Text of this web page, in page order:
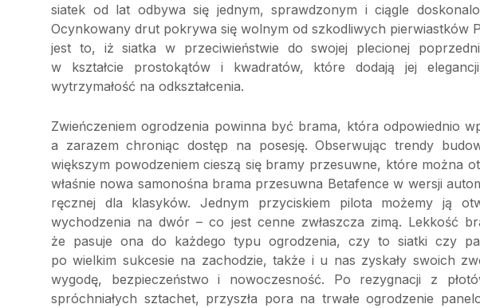
siatek od lat odbywa się jednym, sprawdzonym i ciągle
Ocynkowany drut pokrywa się wolnym od szkodliwych pierwiastków
jest to, iż siatka w przeciwieństwie do swojej plecionej
w kształcie prostokątów i kwadratów, które dodają jej
wytrzymałość na odkształcenia.
Zwieńczeniem ogrodzenia powinna być brama, która odpowiednio
a zarazem chroniąc dostęp na posesję. Obserwując trendy
większym powodzeniem cieszą się bramy przesuwne, które można
właśnie nowa samonośna brama przesuwna Betafence w wersji
ręcznej dla klasyków. Jednym przyciskiem pilota możemy ją
wychodzenia na dwór – co jest cenne zwłaszcza zimą. Lekkość
że pasuje ona do każdego typu ogrodzenia, czy to siatki czy
po wielkim sukcesie na zachodzie, także i u nas zyskały swoich
wygodę, bezpieczeństwo i nowoczesność. Po rezygnacji z
spróchniałych sztachet, przyszła pora na trwałe ogrodzenie